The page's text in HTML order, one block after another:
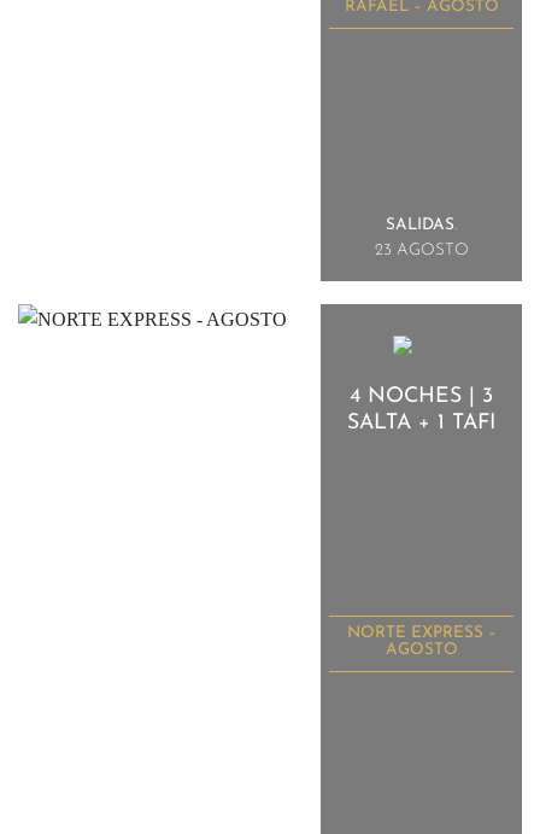
RAFAEL – AGOSTO
SALIDAS
23 AGOSTO
4 NOCHES | 3
SALTA + 1 TAFI
NORTE EXPRESS –
AGOSTO